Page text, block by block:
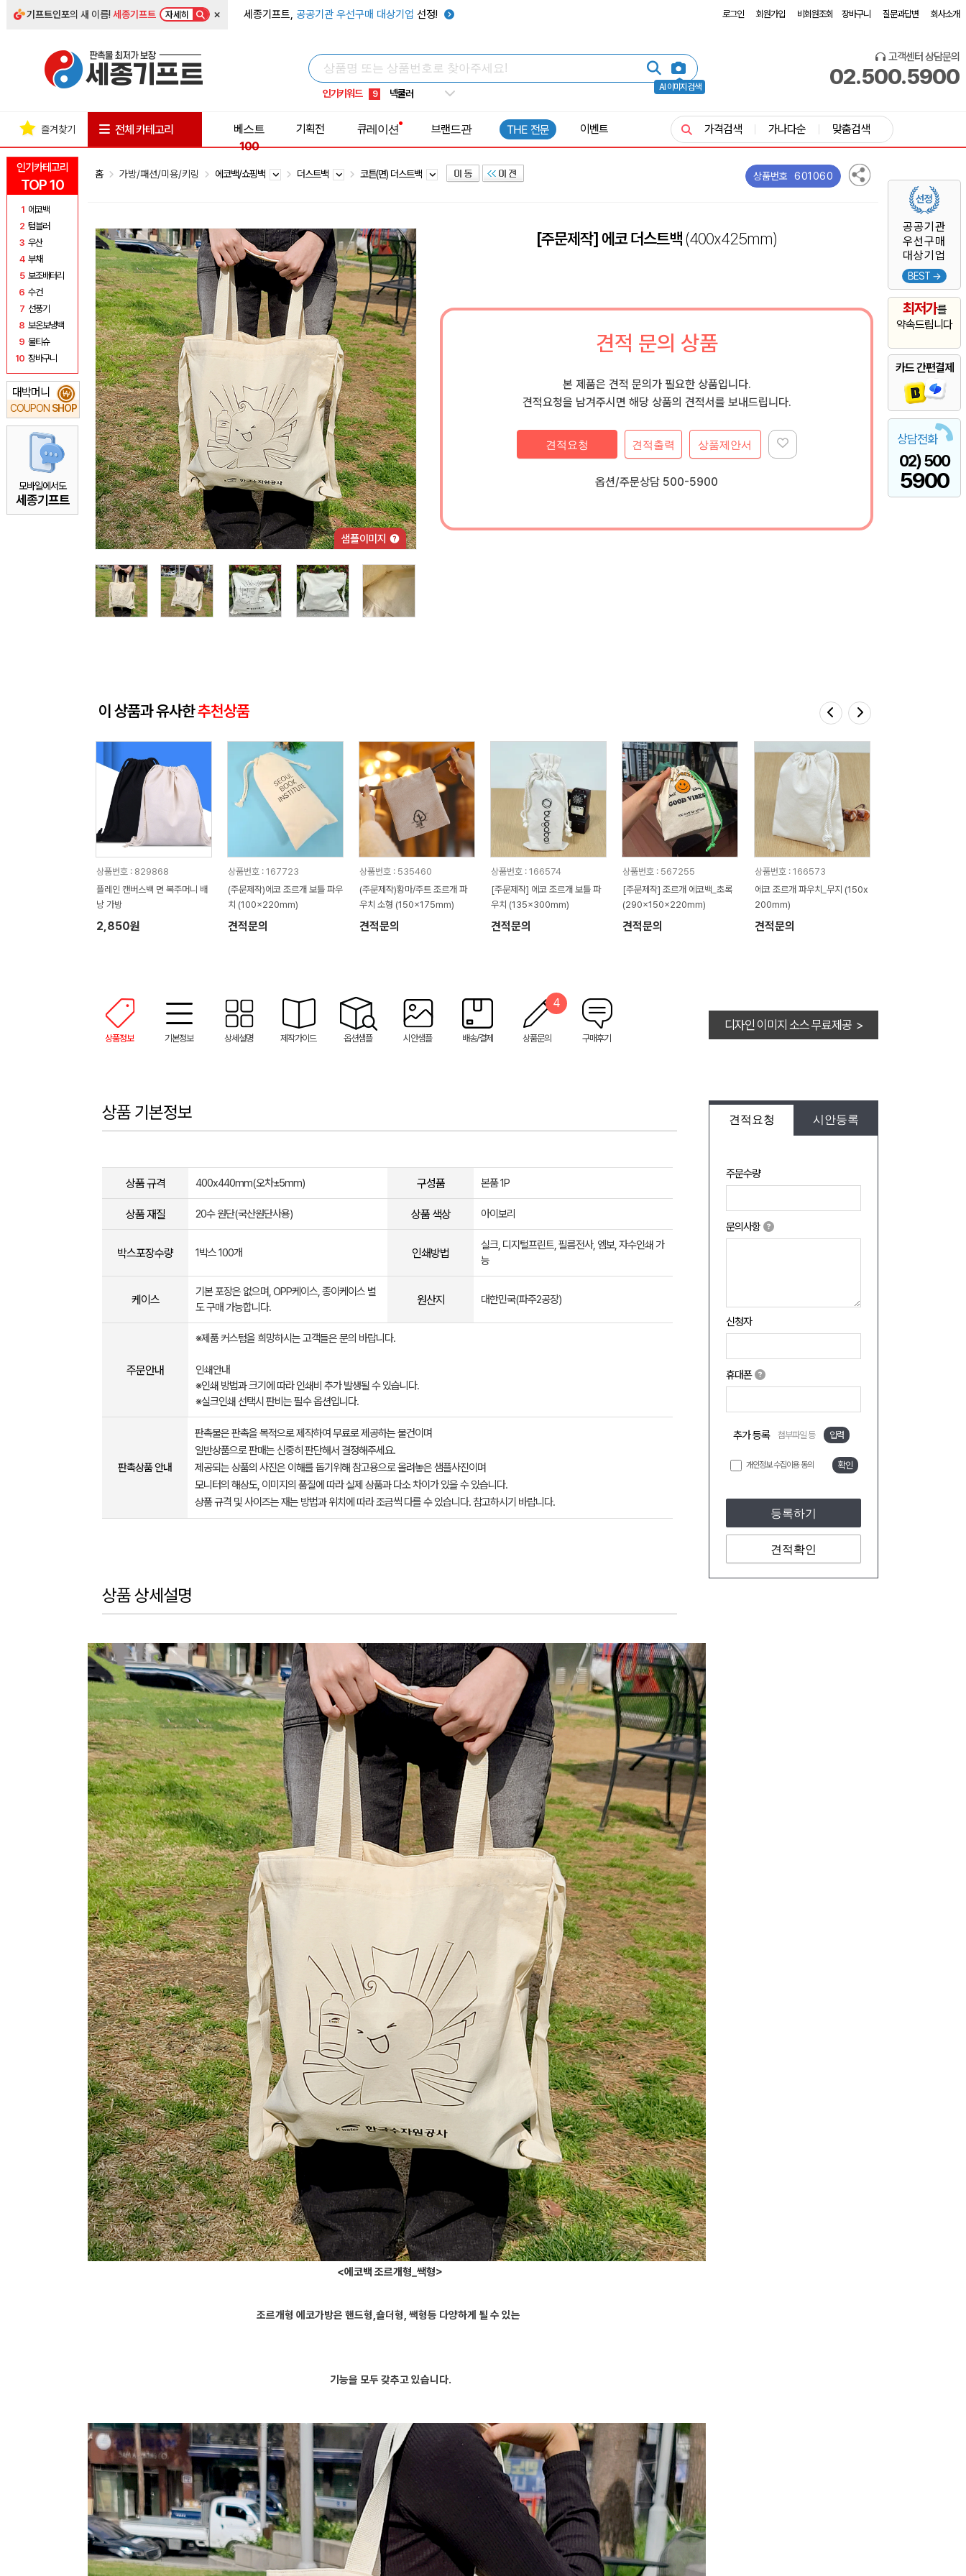
기프트인포의 새 이름!세종기프트 자세히 × 세종기프트, 공공기관 우선구매 대상기업 선정! 로그인 회원가입 비회원조회 장바구니 질문과답변 회사소개
AI 이미지 검색
인기키워드
6 우산
9 넥쿨러
10 타포린가방
고객센터 상담문의
02.500.5900
인기카테고리
TOP 10
1 에코백
2 텀블러
3 우산
4 부채
5 보조배터리
6 수건
7 선풍기
8 보온보냉백
9 물티슈
10 장바구니
대박머니
COUPON SHOP
₩
모바일에서도
세종기프트
공공기관
우선구매
대상기업
BEST →
최저가를
약속드립니다
카드 간편결제
상담전화
02) 500
5900
즐겨찾기 전체 카테고리
베스트
100
기획전 큐레이션 브랜드관 THE 전문 이벤트 가격검색 가나다순 맞춤검색
홈 가방/패션/미용/키링 에코백/쇼핑백 더스트백 코튼(면) 더스트백 상품번호 601060
[주문제작] 에코 더스트백(400x425mm)
견적 문의 상품
본 제품은 견적 문의가 필요한 상품입니다.
견적요청을 남겨주시면 해당 상품의 견적서를 보내드립니다.
견적요청 상품제안서
견적출력
옵션/주문상담 500-5900
이 상품과 유사한추천상품
상품번호 : 829868
플레인 캔버스백 면 복주머니 배
낭 가방
2,850원
상품번호 : 167723
(주문제작)에코 조르개 보틀 파우
치 (100x220mm)
견적문의
상품번호 : 535460
(주문제작)황마/주트 조르개 파
우치 소형 (150x175mm)
견적문의
상품번호 : 166574
[주문제작] 에코 조르개 보틀 파
우치 (135x300mm)
견적문의
상품번호 : 567255
[주문제작] 조르개 에코백_초록
(290x150x220mm)
견적문의
상품번호 : 166573
에코 조르개 파우치_무지 (150x
200mm)
견적문의
상품정보 기본정보 상세설명 제작가이드 옵션샘플 시안샘플 배송/결제 상품문의
4
구매후기
디자인 이미지 소스 무료제공 >
견적요청 시안등록
주문수량
문의사항
신청자
휴대폰
추가 등록 첨부파일 등 입력
개인정보 수집이용 동의 확인
등록하기
견적확인
상품 기본정보
상품 규격 400x440mm(오차±5mm) 구성품 본품 1P
상품 재질 20수 원단(국산원단사용) 상품 색상 아이보리
박스포장수량 1박스 100개 인쇄방법
실크, 디지털프린트, 필름전사, 엠보, 자수인쇄 가
능
케이스
기본 포장은 없으며, OPP케이스, 종이케이스 별
도 구매 가능합니다.
원산지 대한민국(파주2공장)
주문안내
※제품 커스텀을 희망하시는 고객들은 문의 바랍니다.
인쇄안내
※인쇄 방법과 크기에 따라 인쇄비 추가 발생될 수 있습니다.
※실크인쇄 선택시 판비는 필수 옵션입니다.
판촉상품 안내
판촉물은 판촉을 목적으로 제작하여 무료로 제공하는 물건이며
일반상품으로 판매는 신중히 판단해서 결정해주세요.
제공되는 상품의 사진은 이해를 돕기위해 참고용으로 올려놓은 샘플사진이며
모니터의 해상도, 이미지의 품질에 따라 실제 상품과 다소 차이가 있을 수 있습니다.
상품 규격 및 사이즈는 재는 방법과 위치에 따라 조금씩 다를 수 있습니다. 참고하시기 바랍니다.
상품 상세설명
<에코백 조르개형_쌕형>
조르개형 에코가방은 핸드형,숄더형, 쌕형등 다양하게 될 수 있는
기능을 모두 갖추고 있습니다.